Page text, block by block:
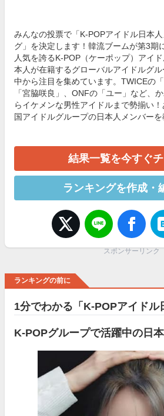
みんなの投票で「K-POPアイドル日本
グ」を決定します！韓流ブームが第3期
人気を誇るK-POP（ケーポップ）アイ
本人が在籍するグローバルアイドルグ
中から注目を集めています。TWICEの
「宮脇咲良」、ONFの「ユー」など、
らイケメンな男性アイドルまで勢揃い
国アイドルグループの日本人メンバーを
結果一覧を今すぐ
ランキングを作成・
スポンサーリンク
ランキングの前に
1分でわかる「K-POPアイドル
K-POPグループで活躍中の日